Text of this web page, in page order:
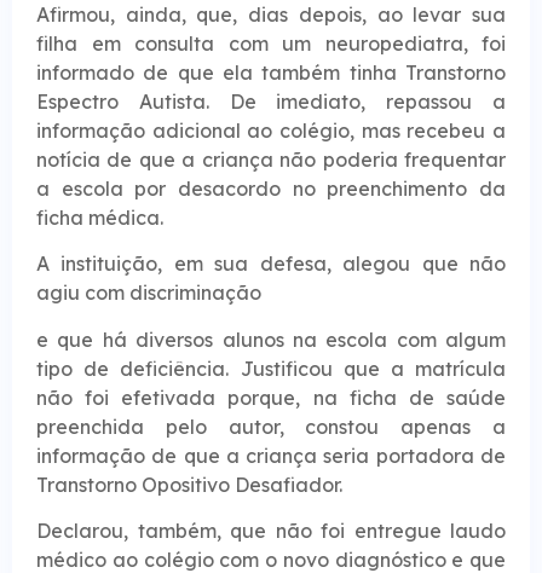
Afirmou, ainda, que, dias depois, ao levar sua
filha em consulta com um neuropediatra, foi
informado de que ela também tinha Transtorno
Espectro Autista. De imediato, repassou a
informação adicional ao colégio, mas recebeu a
notícia de que a criança não poderia frequentar
a escola por desacordo no preenchimento da
ficha médica.
A instituição, em sua defesa, alegou que não
agiu com discriminação
e que há diversos alunos na escola com algum
tipo de deficiência. Justificou que a matrícula
não foi efetivada porque, na ficha de saúde
preenchida pelo autor, constou apenas a
informação de que a criança seria portadora de
Transtorno Opositivo Desafiador.
Declarou, também, que não foi entregue laudo
médico ao colégio com o novo diagnóstico e que